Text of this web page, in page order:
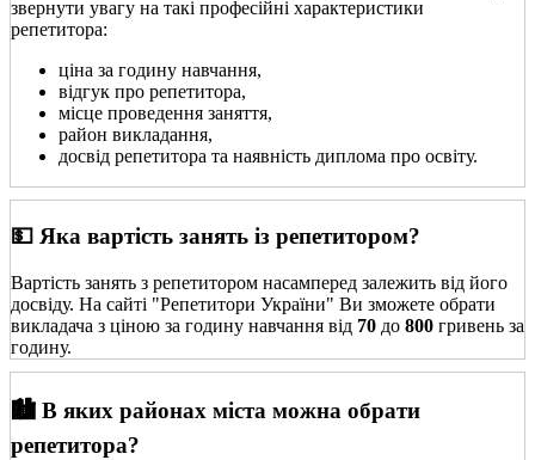
звернути увагу на такі професійні характеристики
репетитора:
ціна за годину навчання,
відгук про репетитора,
місце проведення заняття,
район викладання,
досвід репетитора та наявність диплома про освіту.
💵 Яка вартість занять із репетитором?
Вартість занять з репетитором насамперед залежить від його
досвіду. На сайті "Репетитори України" Ви зможете обрати
викладача з ціною за годину навчання від 70 до 800 гривень за
годину.
🏙️ В яких районах міста можна обрати
репетитора?